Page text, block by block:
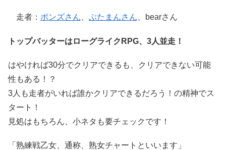
走者： ポンズさん ぶたまんさん 、bearさん
トップバッターはローグライクRPG、3人並走！
はやければ30分でクリアできるも、クリアできない可能
性もある！？
3人も走者がいれば誰かクリアできるだろう！の精神でス
タート！
見処はもちろん、小ネタも要チェックです！
「熟練戦乙女、通称、熟女チャートといいます」